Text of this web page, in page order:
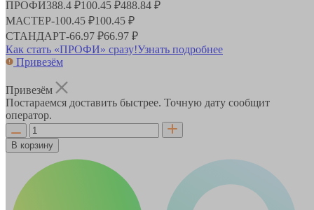
ПРОФИ388.4 ₽100.45 ₽488.84 ₽
МАСТЕР-100.45 ₽100.45 ₽
СТАНДАРТ-66.97 ₽66.97 ₽
Как стать «ПРОФИ» сразу!Узнать подробнее
Привезём
Привезём
Постараемся доставить быстрее. Точную дату сообщит
оператор.
В корзину